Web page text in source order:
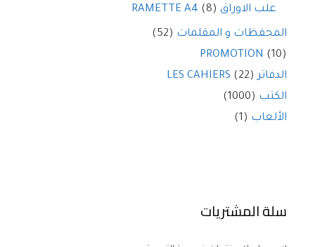
علب الاوراق RAMETTE A4 (8)
المحفظات و المقلمات (52)
PROMOTION (10)
الدفاتر LES CAHIERS (22)
الكتب (1000)
الألعاب (1)
سلة المشتريات